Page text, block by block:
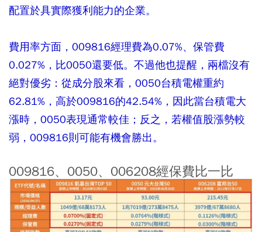
配置於具實際獲利能力的企業。
費用率方面，009816經理費為0.07%、保管費
0.027%，比0050還要低。不過他也提醒，兩檔沒有
絕對優劣：從成分股來看，0050台積電權重約
62.81%，高於009816的42.54%，因此當台積電大
漲時，0050表現通常較佳；反之，若權值股漲勢較
弱，009816則可能有機會勝出。
009816、0050、006208經保費比一比